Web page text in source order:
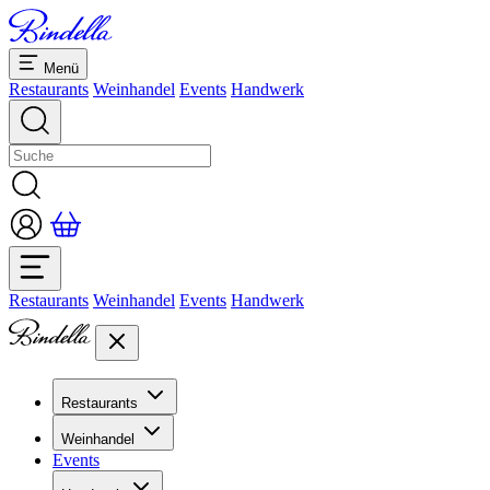
Menü
Restaurants Weinhandel Events Handwerk
Restaurants Weinhandel Events Handwerk
Restaurants
Übersicht Restaurants
Bankette & Events
Dolcezze
Weinhandel
Übersicht
Events